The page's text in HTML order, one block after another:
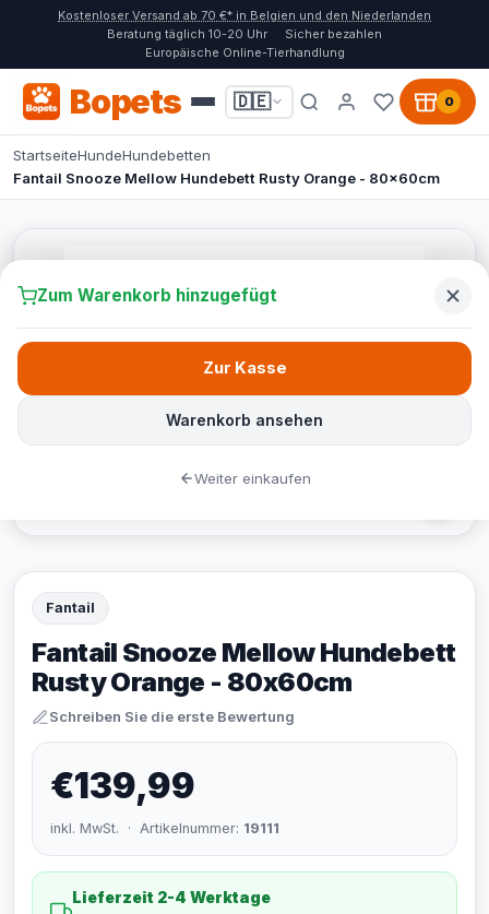
Kostenloser Versand ab 70 €* in Belgien und den Niederlanden
Beratung täglich 10-20 Uhr
Sicher bezahlen
Europäische Online-Tierhandlung
Bopets 🇩🇪 0
StartseiteHundeHundebetten
Fantail Snooze Mellow Hundebett Rusty Orange - 80x60cm
Fantail
Fantail Snooze Mellow Hundebett
Rusty Orange - 80x60cm
Schreiben Sie die erste Bewertung
€139,99
inkl. MwSt. · Artikelnummer: 19111
Lieferzeit 2-4 Werktage
Zum Warenkorb hinzugefügt
Warenkorb ansehen
Zur Kasse
Weiter einkaufen